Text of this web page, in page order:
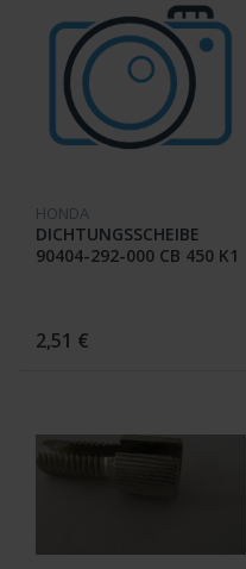
HONDA
DICHTUNGSSCHEIBE
90404-292-000 CB 450 K1
2,51 €